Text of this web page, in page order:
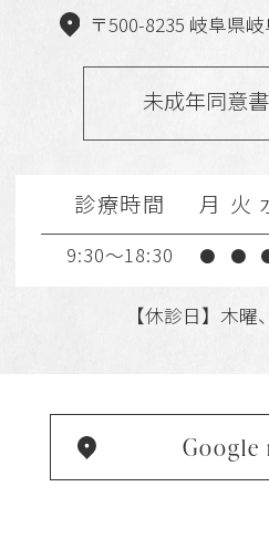
〒500-8235 岐阜県
未成年同意
診療時間 月 火
9:30～18:30 ● ●
【休診日】木曜
Google